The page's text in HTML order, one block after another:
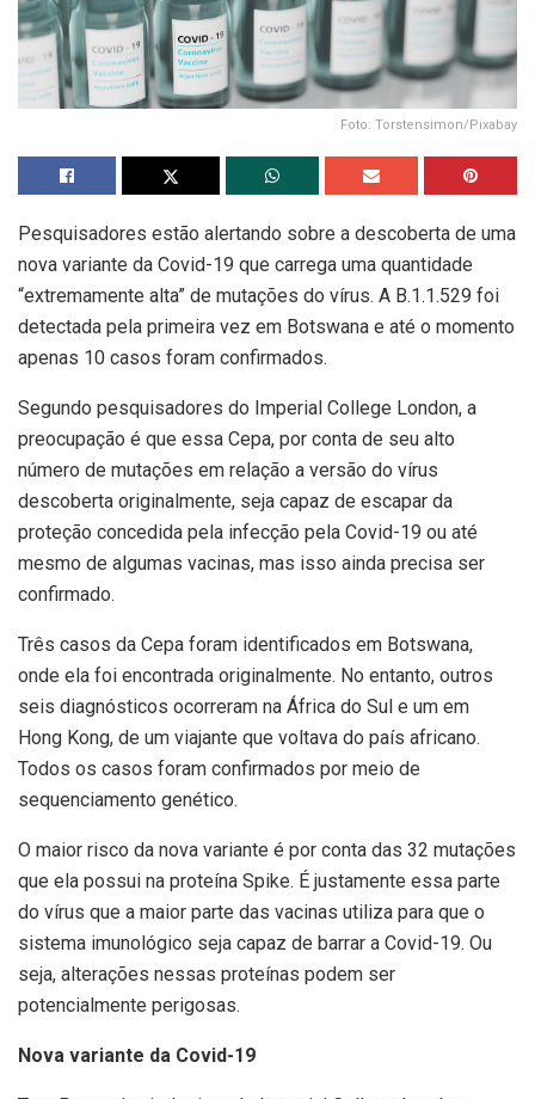
Foto: Torstensimon/Pixabay
Pesquisadores estão alertando sobre a descoberta de uma
nova variante da Covid-19 que carrega uma quantidade
“extremamente alta” de mutações do vírus. A B.1.1.529 foi
detectada pela primeira vez em Botswana e até o momento
apenas 10 casos foram confirmados.
Segundo pesquisadores do Imperial College London, a
preocupação é que essa Cepa, por conta de seu alto
número de mutações em relação a versão do vírus
descoberta originalmente, seja capaz de escapar da
proteção concedida pela infecção pela Covid-19 ou até
mesmo de algumas vacinas, mas isso ainda precisa ser
confirmado.
Três casos da Cepa foram identificados em Botswana,
onde ela foi encontrada originalmente. No entanto, outros
seis diagnósticos ocorreram na África do Sul e um em
Hong Kong, de um viajante que voltava do país africano.
Todos os casos foram confirmados por meio de
sequenciamento genético.
O maior risco da nova variante é por conta das 32 mutações
que ela possui na proteína Spike. É justamente essa parte
do vírus que a maior parte das vacinas utiliza para que o
sistema imunológico seja capaz de barrar a Covid-19. Ou
seja, alterações nessas proteínas podem ser
potencialmente perigosas.
Nova variante da Covid-19